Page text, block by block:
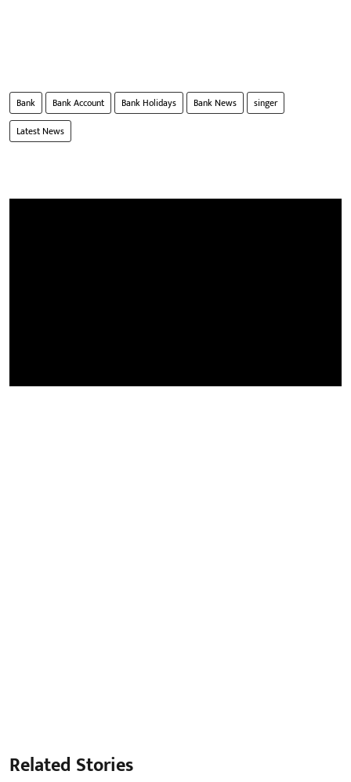
Bank Bank Account Bank Holidays Bank News
singer
Latest News
Related Stories